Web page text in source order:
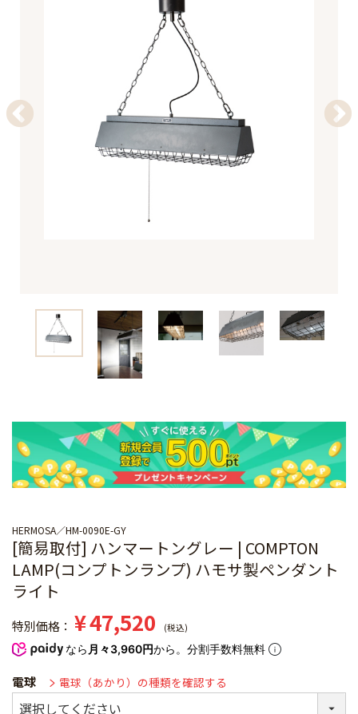
HERMOSA HM-0090E-GY
[簡易取付] ハンマートングレー | COMPTON
LAMP(コンプトンランプ) ハモサ製ペンダント
ライト
特別価格 ¥47,520 税込
なら 月々3,960円から。分割手数料無料
電球 電球（あかり）の種類を確認する